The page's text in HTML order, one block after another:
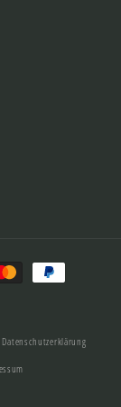
Datenschutzerklärung